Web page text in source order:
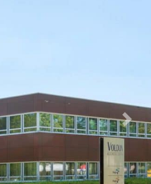
Next